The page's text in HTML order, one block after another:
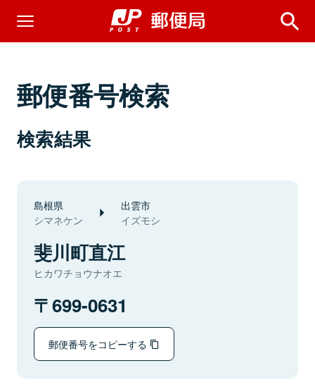
郵便番号検索
検索結果
島根県
シマネケン
出雲市
イズモシ
斐川町直江
ヒカワチョウナオエ
699-0631
郵便番号をコピーする